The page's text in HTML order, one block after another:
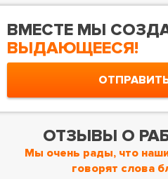
ВМЕСТЕ МЫ
ВЫДАЮЩЕЕСЯ!
ОТЗЫВЫ О
Мы очень рады, что
говорят слова